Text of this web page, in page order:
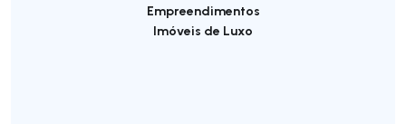
Empreendimentos
Imóveis de Luxo